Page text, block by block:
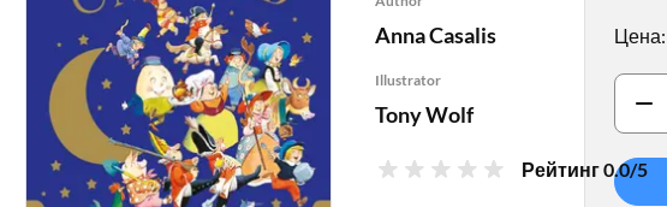
Anna Casalis
Illustrator
Tony Wolf
Рейтинг 0.0/5
Цена: